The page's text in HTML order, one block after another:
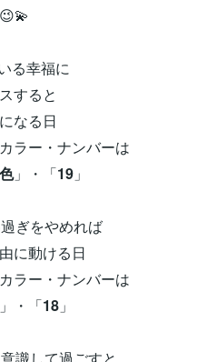
る幸福に
と
日
ナンバーは
」・「19 」
ぎをやめれば
ける日
ナンバーは
」・「18 」
識して過ごすと